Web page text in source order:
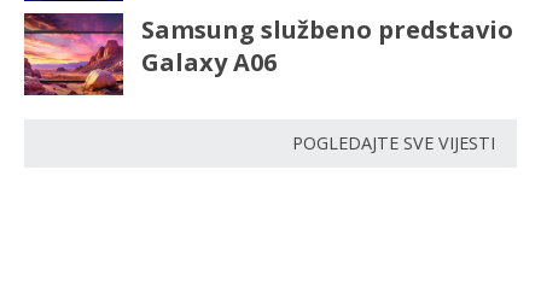
Samsung službeno predstavio
Galaxy A06
POGLEDAJTE SVE VIJESTI